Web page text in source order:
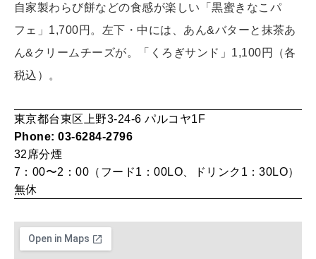
SUSTAINABLE
わたしができること
いい人生って？
MAGAZINE
自家製わらび餅などの食感が楽しい「黒蜜きなこパ
フェ」1,700円。左下・中には、あん&バターと抹茶あ
ん&クリームチーズが。「くろぎサンド」1,100円（各
税込）。
東京都台東区上野3-24-6 パルコヤ1F
Phone: 03-6284-2796
32席分煙
7：00〜2：00（フード1：00LO、ドリンク1：30LO）
無休